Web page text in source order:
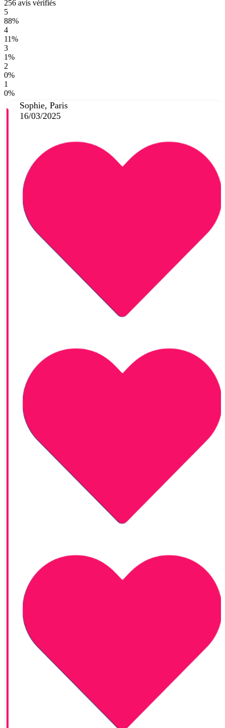
256 avis vérifiés
5
88%
4
11%
3
1%
2
0%
1
0%
Sophie, Paris
16/03/2025